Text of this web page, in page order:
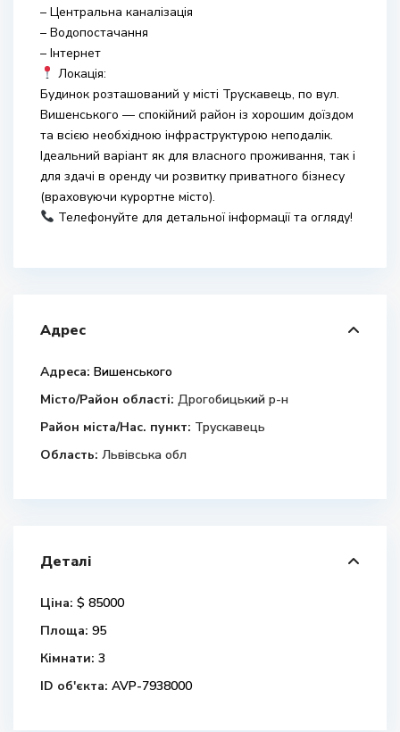
– Центральна каналізація
– Водопостачання
– Інтернет
Локація:
Будинок розташований у місті Трускавець, по вул.
Вишенського — спокійний район із хорошим доїздом
та всією необхідною інфраструктурою неподалік.
Ідеальний варіант як для власного проживання, так і
для здачі в оренду чи розвитку приватного бізнесу
(враховуючи курортне місто).
Телефонуйте для детальної інформації та огляду!
Адрес
Адреса: Вишенського
Місто/Район області: Дрогобицький р-н
Район міста/Нас. пункт: Трускавець
Область: Львівська обл
Деталі
Ціна: $ 85000
Площа: 95
Кімнати: 3
ID об'єкта: AVP-7938000